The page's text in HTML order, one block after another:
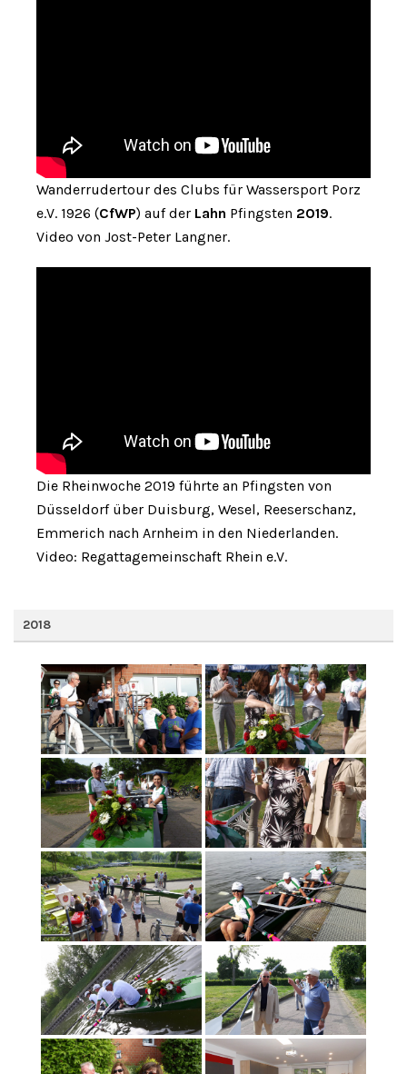
Wanderrudertour des Clubs für Wassersport Porz
e.V. 1926 (CfWP) auf der Lahn Pfingsten 2019.
Video von Jost-Peter Langner.
Die Rheinwoche 2019 führte an Pfingsten von
Düsseldorf über Duisburg, Wesel, Reeserschanz,
Emmerich nach Arnheim in den Niederlanden.
Video: Regattagemeinschaft Rhein e.V.
2018